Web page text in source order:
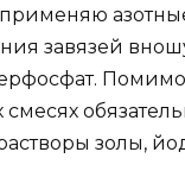
завязей
Помимо
золы,